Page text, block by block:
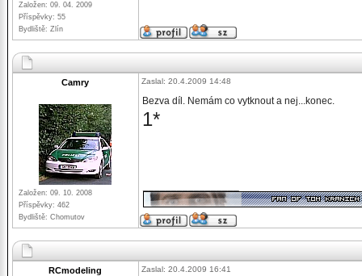
Založen: 09. 04. 2009
Příspěvky: 55
Bydliště: Zlín
Camry
Založen: 09. 10. 2008
Příspěvky: 462
Bydliště: Chomutov
Zaslal: 20.4.2009 14:48
Bezva díl. Nemám co vytknout a nej...konec.
1*
RCmodeling Zaslal: 20.4.2009 16:41